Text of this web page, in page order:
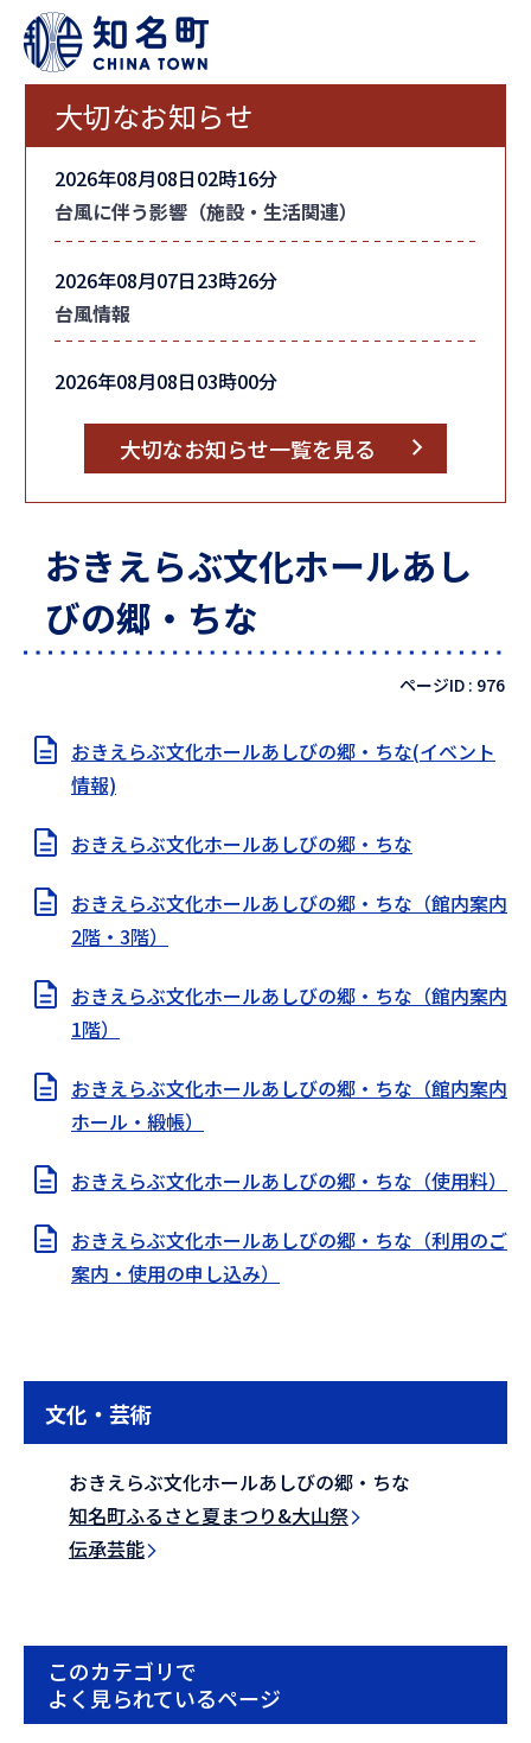
大切なお知らせ
2026年08月08日02時16分
台風に伴う影響（施設・生活関連）
2026年08月07日23時26分
台風情報
2026年08月08日03時00分
大切なお知らせ一覧を見る
おきえらぶ文化ホールあし
びの郷・ちな
ページID : 976
おきえらぶ文化ホールあしびの郷・ちな(イベント
情報)
おきえらぶ文化ホールあしびの郷・ちな
おきえらぶ文化ホールあしびの郷・ちな（館内案内
2階・3階）
おきえらぶ文化ホールあしびの郷・ちな（館内案内
1階）
おきえらぶ文化ホールあしびの郷・ちな（館内案内
ホール・緞帳）
おきえらぶ文化ホールあしびの郷・ちな（使用料）
おきえらぶ文化ホールあしびの郷・ちな（利用のご
案内・使用の申し込み）
文化・芸術
おきえらぶ文化ホールあしびの郷・ちな
知名町ふるさと夏まつり&大山祭
伝承芸能
このカテゴリで
よく見られているページ